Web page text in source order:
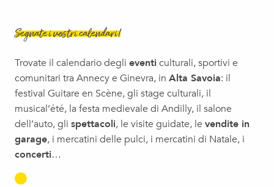
Le brunch d'Esery
Activité : Vis ma vie d'écogarde
Brunch Society
Animazione per adulti alla funivia della Salève
Brunch du week-end - B'Belette
Mon bel été à l'Agglo
Parcours Crazy
Soirée tropicale
Les Musical'été
Michel Butor, le Centenaire (1926-2026)
Segnate i vostri calendari!
Trovate il calendario degli eventiculturali, sportivi e
comunitari tra Annecy e Ginevra, in Alta Savoia: il
festival Guitare en Scène, gli stage culturali, il
musical’été, la festa medievale di Andilly, il salone
dell’auto, gli spettacoli, le visite guidate, le vendite in
garage, i mercatini delle pulci, i mercatini di Natale, i
concerti…